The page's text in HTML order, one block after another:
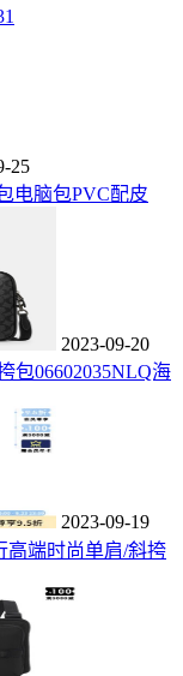
25
电脑包PVC配皮
2023-09-20
包06602035NLQ海
2023-09-19
高端时尚单肩/斜挎